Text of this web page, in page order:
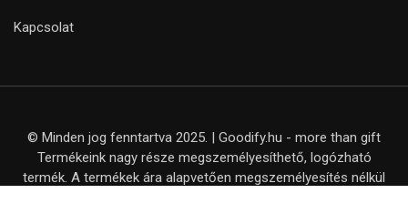
Kapcsolat
© Minden jog fenntartva 2025. | Goodify.hu - more than gift
Termékeink nagy része megszemélyesíthető, logózható
termék. A termékek ára alapvetően megszemélyesítés nélkül